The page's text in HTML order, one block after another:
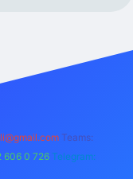
Teams:
606 0 726 Telegram: